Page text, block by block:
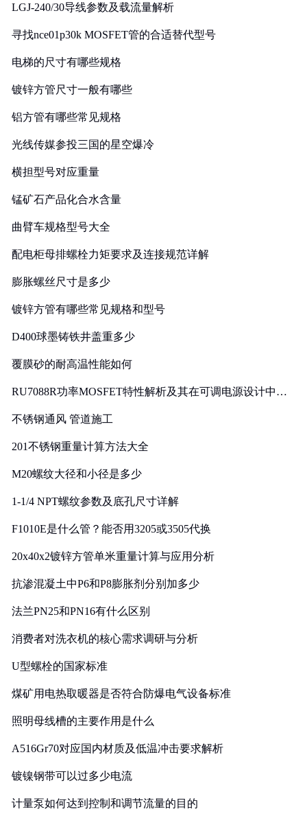
LGJ-240/30导线参数及载流量解析
寻找nce01p30k MOSFET管的合适替代型号
电梯的尺寸有哪些规格
镀锌方管尺寸一般有哪些
铝方管有哪些常见规格
光线传媒参投三国的星空爆冷
横担型号对应重量
锰矿石产品化合水含量
曲臂车规格型号大全
配电柜母排螺栓力矩要求及连接规范详解
膨胀螺丝尺寸是多少
镀锌方管有哪些常见规格和型号
D400球墨铸铁井盖重多少
覆膜砂的耐高温性能如何
RU7088R功率MOSFET特性解析及其在可调电源设计中的
不锈钢通风 管道施工
201不锈钢重量计算方法大全
M20螺纹大径和小径是多少
1-1/4 NPT螺纹参数及底孔尺寸详解
F1010E是什么管？能否用3205或3505代换
20x40x2镀锌方管单米重量计算与应用分析
抗渗混凝土中P6和P8膨胀剂分别加多少
法兰PN25和PN16有什么区别
消费者对洗衣机的核心需求调研与分析
U型螺栓的国家标准
煤矿用电热取暖器是否符合防爆电气设备标准
照明母线槽的主要作用是什么
A516Gr70对应国内材质及低温冲击要求解析
镀镍钢带可以过多少电流
计量泵如何达到控制和调节流量的目的